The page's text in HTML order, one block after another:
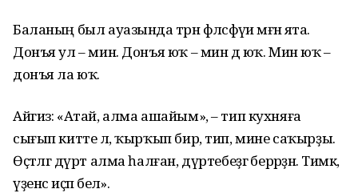
Баланың был ауазында тәрән фәлсәфәүи мәғәнә ята.
Донъя ул – мин. Донъя юҡ – мин дә юҡ. Мин юҡ –
донъя ла юҡ.
Айгиз: «Атай, алма ашайым», – тип кухняға
сығып китте лә, ҡырҡып бир, тип, мине саҡырҙы.
Өҫтәлгә дүрт алма һалған, дүртебеҙгә берәрҙән. Тимәк,
үҙенсә иҫәп белә».